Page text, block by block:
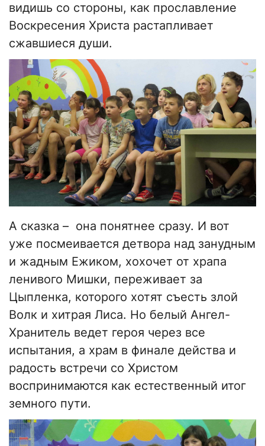
видишь со стороны, как прославление
Воскресения Христа растапливает
сжавшиеся души.
А сказка – она понятнее сразу. И вот
уже посмеивается детвора над занудным
и жадным Ежиком, хохочет от храпа
ленивого Мишки, переживает за
Цыпленка, которого хотят съесть злой
Волк и хитрая Лиса. Но белый Ангел-
Хранитель ведет героя через все
испытания, а храм в финале действа и
радость встречи со Христом
воспринимаются как естественный итог
земного пути.